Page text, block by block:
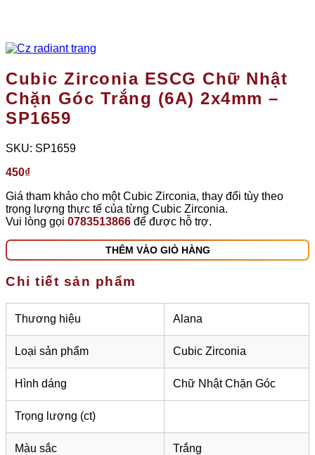
Cubic Zirconia ESCG Chữ Nhật
Chặn Góc Trắng (6A) 2x4mm –
SP1659
SKU: SP1659
450₫
Giá tham khảo cho một Cubic Zirconia, thay đổi tùy theo
trọng lượng thực tế của từng Cubic Zirconia.
Vui lòng gọi 0783513866 để được hỗ trợ.
THÊM VÀO GIỎ HÀNG
Chi tiết sản phẩm
Thương hiệu Alana
Loại sản phẩm Cubic Zirconia
Hình dáng Chữ Nhật Chặn Góc
Trọng lượng (ct)
Màu sắc Trắng